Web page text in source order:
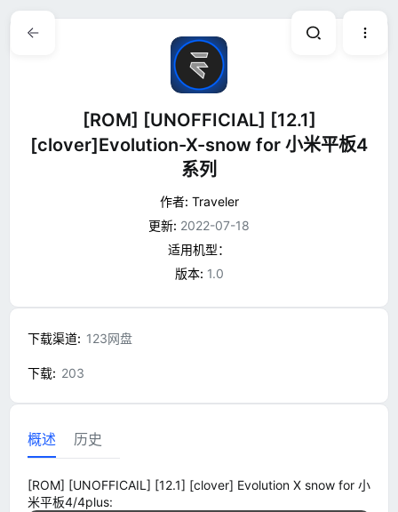
[ROM] [UNOFFICIAL] [12.1]
[clover]Evolution-X-snow for 小米平板4
系列
作者: Traveler
更新: 2022-07-18
适用机型：
版本: 1.0
下载渠道 123网盘
下载 203
概述 历史
[ROM] [UNOFFICAIL] [12.1] [clover] Evolution X snow for 小
米平板4/4plus: